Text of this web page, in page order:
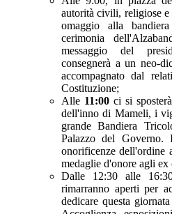
autorità civili, religiose
omaggio alla
cerimonia
messaggio del
consegnerà a un neo-
accompagnato dal
Costituzione;
Alle 11:00 ci si
dell'inno di Mameli, i
grande Bandiera
Palazzo del Governo.
onorificenze dell'ordine
medaglie d'onore agli ex
Dalle 12:30 alle
rimarranno aperti per
dedicare questa